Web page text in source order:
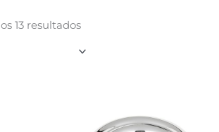
13 resultados